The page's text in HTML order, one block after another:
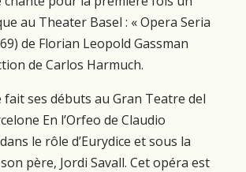
au Theater Basel : « Opera Seria
de Florian Leopold Gassman
de Carlos Harmuch.
fait ses débuts au Gran Teatre del
En l’Orfeo de Claudio
le rôle d’Eurydice et sous la
père, Jordi Savall. Cet opéra est